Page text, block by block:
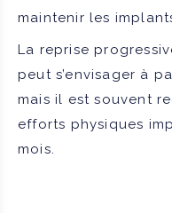
maintenir les
La reprise
peut s’envisager à
mais il est souvent
efforts physiques
mois.